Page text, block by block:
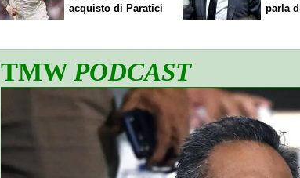
acquisto di Paratici
parla
TMWPODCAST